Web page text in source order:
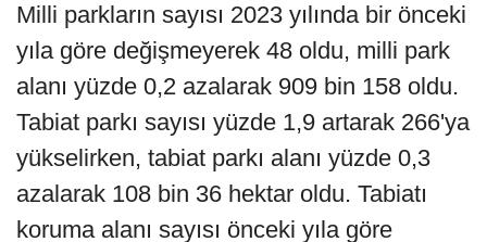
Milli parkların sayısı 2023 yılında bir önceki
yıla göre değişmeyerek 48 oldu, milli park
alanı yüzde 0,2 azalarak 909 bin 158 oldu.
Tabiat parkı sayısı yüzde 1,9 artarak 266'ya
yükselirken, tabiat parkı alanı yüzde 0,3
azalarak 108 bin 36 hektar oldu. Tabiatı
koruma alanı sayısı önceki yıla göre